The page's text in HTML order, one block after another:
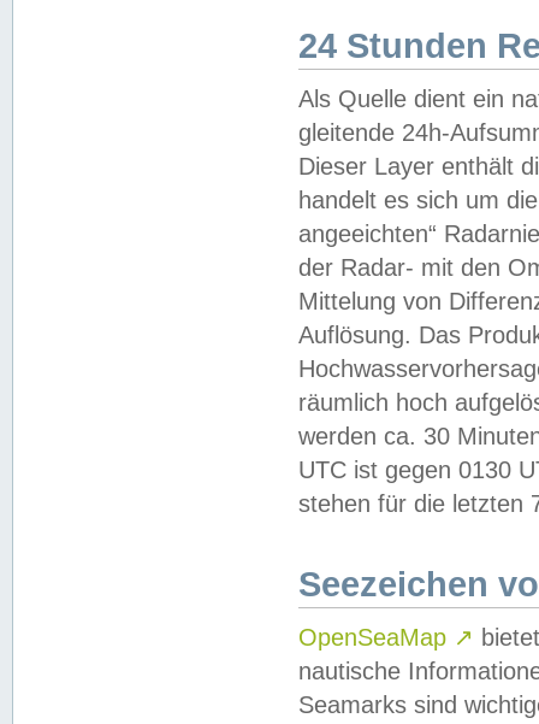
24 Stunden
Als Quelle dient ein
gleitende 24h-
Dieser Layer enthält
handelt es sich um
angeeichten“
der Radar- mit den
Mittelung von
Auflösung. Das
räumlich hoch
werden ca. 30
UTC ist gegen 0130
stehen für die letzten
Seezeichen
OpenSeaMap ↗
nautische
Seamarks sind